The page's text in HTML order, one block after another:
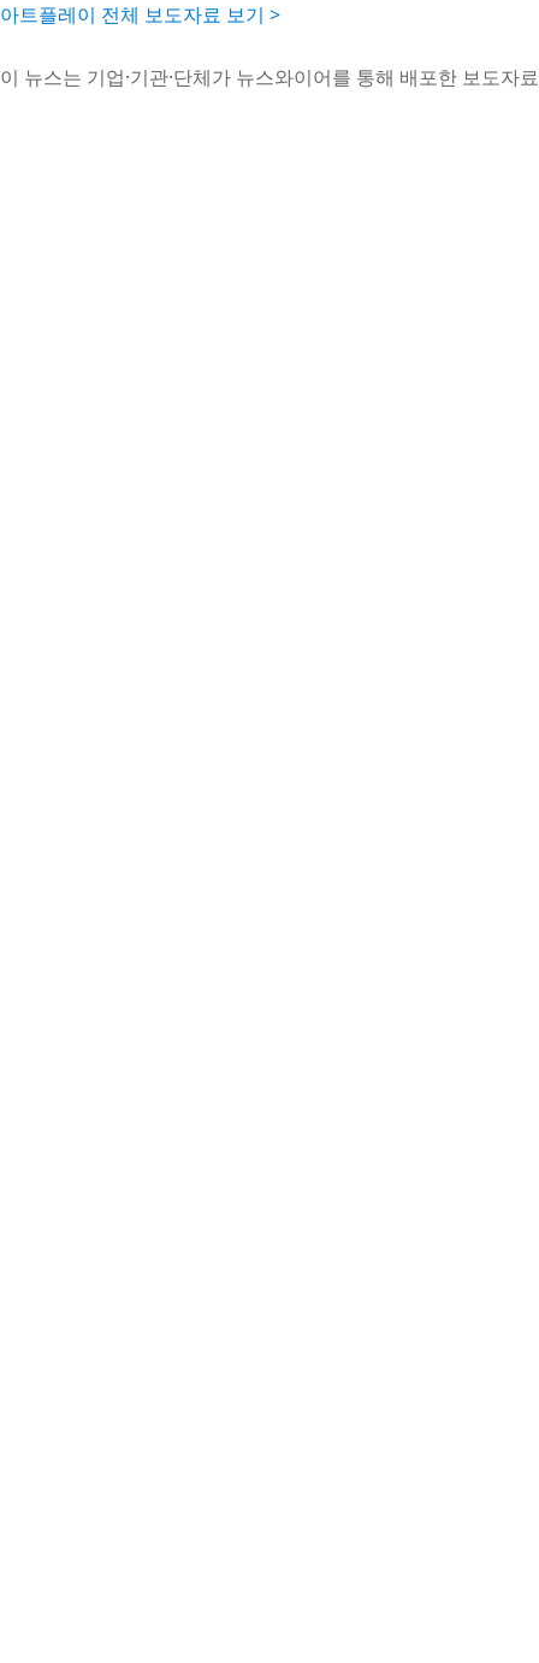
아트플레이 전체 보도자료 보기 >
이 뉴스는 기업·기관·단체가 뉴스와이어를 통해 배포한 보도자